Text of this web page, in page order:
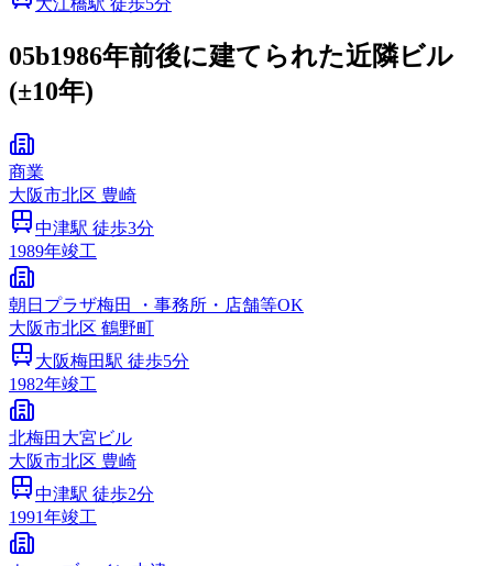
大江橋駅 徒歩5分
05b1986年前後に建てられた近隣ビル
(±10年)
商業
大阪市北区 豊崎
中津駅 徒歩3分
1989年竣工
朝日プラザ梅田 ・事務所・店舗等OK
大阪市北区 鶴野町
大阪梅田駅 徒歩5分
1982年竣工
北梅田大宮ビル
大阪市北区 豊崎
中津駅 徒歩2分
1991年竣工